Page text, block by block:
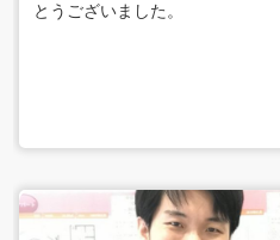
とうございました。